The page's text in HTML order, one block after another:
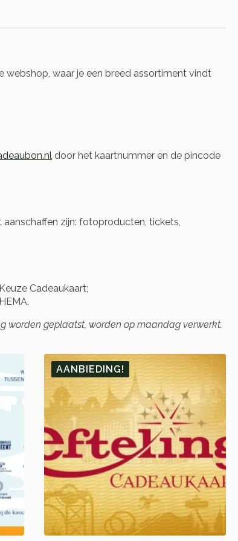
webshop, waar je een breed assortiment vindt
door het kaartnummer en de pincode
zijn: fotoproducten, tickets,
Cadeaukaart;
worden geplaatst, worden op maandag verwerkt.
AANBIEDING!